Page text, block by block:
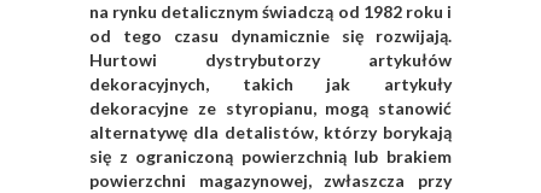
na rynku detalicznym świadczą od 1982 roku i
od tego czasu dynamicznie się rozwijają.
Hurtowi dystrybutorzy artykułów
dekoracyjnych, takich jak artykuły
dekoracyjne ze styropianu, mogą stanowić
alternatywę dla detalistów, którzy borykają
się z ograniczoną powierzchnią lub brakiem
powierzchni magazynowej, zwłaszcza przy